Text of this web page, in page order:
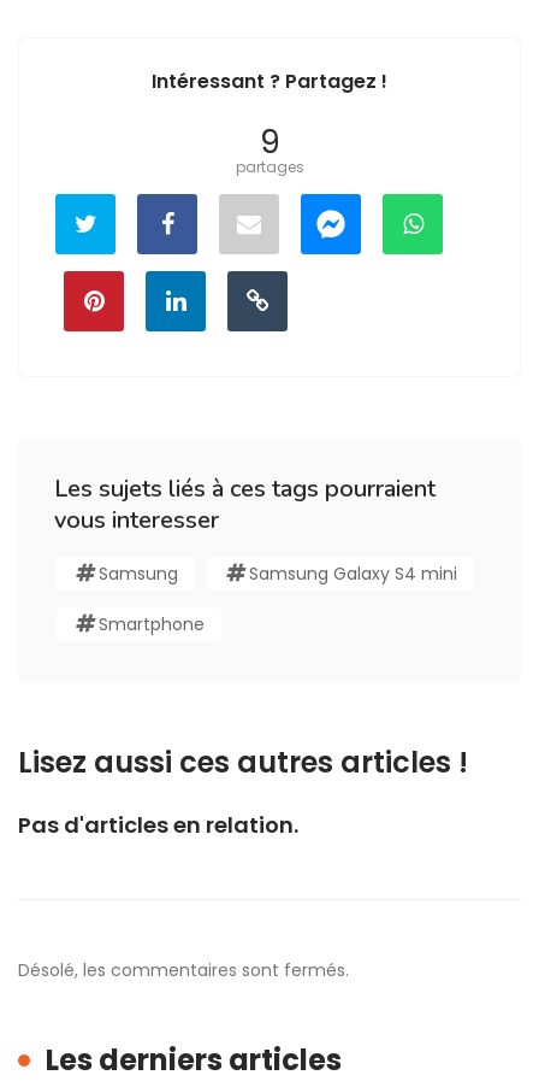
Intéressant ? Partagez !
9
partages
Les sujets liés à ces tags pourraient
vous interesser
Samsung Samsung Galaxy S4 mini
Smartphone
Lisez aussi ces autres articles !
Pas d'articles en relation.
Désolé, les commentaires sont fermés.
Les derniers articles